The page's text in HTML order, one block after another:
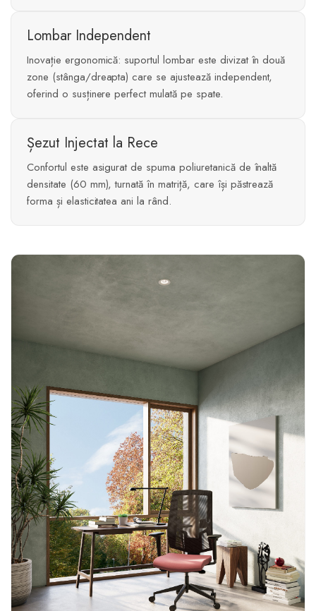
Lombar Independent
Inovație ergonomică: suportul lombar este divizat în două
zone (stânga/dreapta) care se ajustează independent,
oferind o susținere perfect mulată pe spate.
Șezut Injectat la Rece
Confortul este asigurat de spuma poliuretanică de înaltă
densitate (60 mm), turnată în matriță, care își păstrează
forma și elasticitatea ani la rând.